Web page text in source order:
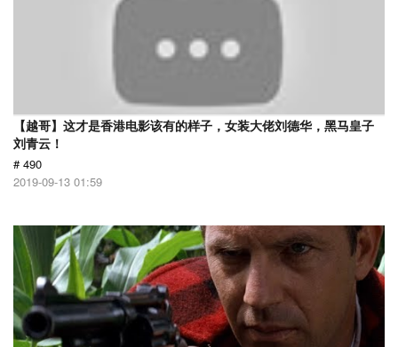
【越哥】这才是香港电影该有的样子，女装大佬刘德华，黑马皇子
刘青云！
# 490
2019-09-13 01:59